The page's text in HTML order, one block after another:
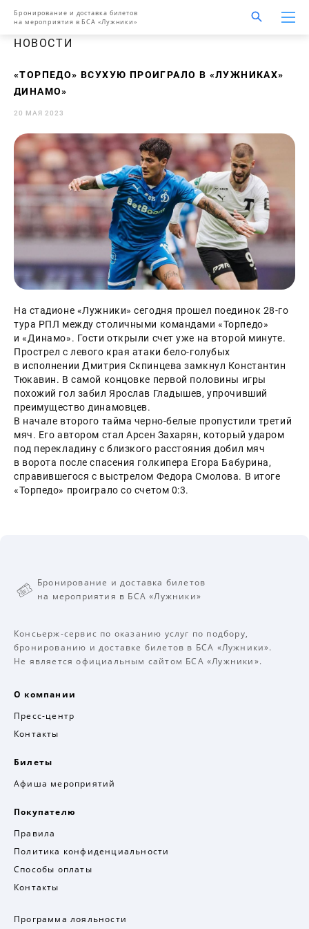
Бронирование и доставка билетов
на мероприятия в БСА «Лужники»
НОВОСТИ
«ТОРПЕДО» ВСУХУЮ ПРОИГРАЛО В «ЛУЖНИКАХ»
ДИНАМО»
20 МАЯ 2023
На стадионе «Лужники» сегодня прошел поединок 28-го
тура РПЛ между столичными командами «Торпедо»
и «Динамо». Гости открыли счет уже на второй минуте.
Прострел с левого края атаки бело-голубых
в исполнении Дмитрия Скпинцева замкнул Константин
Тюкавин. В самой концовке первой половины игры
похожий гол забил Ярослав Гладышев, упрочивший
преимущество динамовцев.
В начале второго тайма черно-белые пропустили третий
мяч. Его автором стал Арсен Захарян, который ударом
под перекладину с близкого расстояния добил мяч
в ворота после спасения голкипера Егора Бабурина,
справившегося с выстрелом Федора Смолова. В итоге
«Торпедо» проиграло со счетом 0:3.
Бронирование и доставка билетов
на мероприятия в БСА «Лужники»
Консьерж-сервис по оказанию услуг по подбору,
бронированию и доставке билетов в БСА «Лужники».
Не является официальным сайтом БСА «Лужники».
О компании
Пресс-центр
Контакты
Билеты
Афиша мероприятий
Покупателю
Правила
Политика конфиденциальности
Способы оплаты
Контакты
Программа лояльности